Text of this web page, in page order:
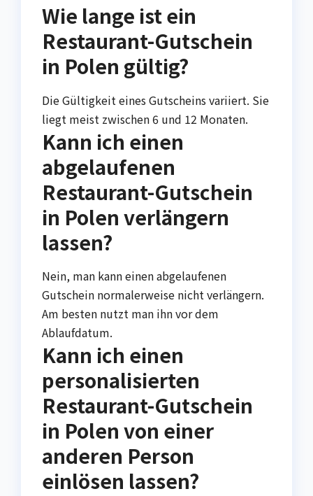
Wie lange ist ein
Restaurant-Gutschein
in Polen gültig?
Die Gültigkeit eines Gutscheins variiert. Sie
liegt meist zwischen 6 und 12 Monaten.
Kann ich einen
abgelaufenen
Restaurant-Gutschein
in Polen verlängern
lassen?
Nein, man kann einen abgelaufenen
Gutschein normalerweise nicht verlängern.
Am besten nutzt man ihn vor dem
Ablaufdatum.
Kann ich einen
personalisierten
Restaurant-Gutschein
in Polen von einer
anderen Person
einlösen lassen?